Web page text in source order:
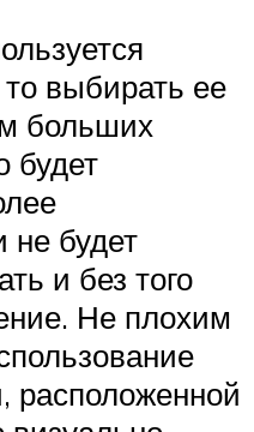
выбирать ее
больших
будет
не будет
и без того
Не плохим
расположенной